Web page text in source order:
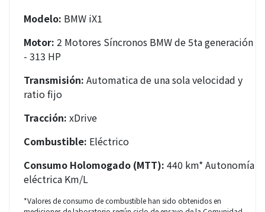
Modelo: BMW iX1
Motor: 2 Motores Síncronos BMW de 5ta generación
- 313 HP
Transmisión: Automatica de una sola velocidad y
ratio fijo
Tracción: xDrive
Combustible: Eléctrico
Consumo Holomogado (MTT): 440 km* Autonomía
eléctrica Km/L
*Valores de consumo de combustible han sido obtenidos en